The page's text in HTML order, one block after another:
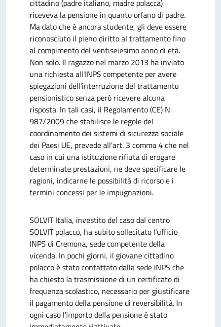
cittadino (padre italiano, madre polacca)
riceveva la pensione in quanto orfano di padre.
Ma dato che è ancora studente, gli deve essere
riconosciuto il pieno diritto al trattamento fino
al compimento del ventiseiesimo anno di età.
Non solo. Il ragazzo nel marzo 2013 ha inviato
una richiesta all'INPS competente per avere
spiegazioni dell'interruzione del trattamento
pensionistico senza però ricevere alcuna
risposta. In tali casi, il Regolamento (CE) N.
987/2009 che stabilisce le regole del
coordinamento dei sistemi di sicurezza sociale
dei Paesi UE, prevede all'art. 3 comma 4 che nel
caso in cui una istituzione rifiuta di erogare
determinate prestazioni, ne deve specificare le
ragioni, indicarne le possibilità di ricorso e i
termini concessi per le impugnazioni.
SOLVIT Italia, investito del caso dal centro
SOLVIT polacco, ha subito sollecitato l'ufficio
INPS di Cremona, sede competente della
vicenda. In pochi giorni, il giovane cittadino
polacco è stato contattato dalla sede INPS che
ha chiesto la trasmissione di un certificato di
frequenza scolastico, necessario per giustificare
il pagamento della pensione di reversibilità. In
ogni caso l'importo della pensione è stato